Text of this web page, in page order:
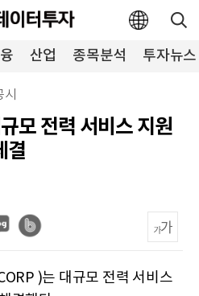
산업 종목분석 투자뉴스
시
모 전력 서비스 지원
결
)는 대규모 전력 서비스